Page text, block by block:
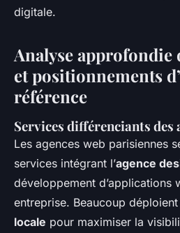
digitale.
Analyse approfondie
et positionnements
référence
Services différenciants des
Les agences web parisiennes
services intégrant l’agence
développement d’applications
entreprise. Beaucoup déploient
locale pour maximiser la